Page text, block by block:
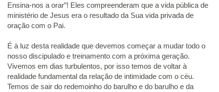
Ensina-nos a orar”! Eles compreenderam que a vida pública de
ministério de Jesus era o resultado da Sua vida privada de
oração com o Pai.
É à luz desta realidade que devemos começar a mudar todo o
nosso discipulado e treinamento com a próxima geração.
Vivemos em dias turbulentos, por isso temos de voltar à
realidade fundamental da relação de intimidade com o céu.
Temos de sair do redemoinho do barulho e do barulho e da